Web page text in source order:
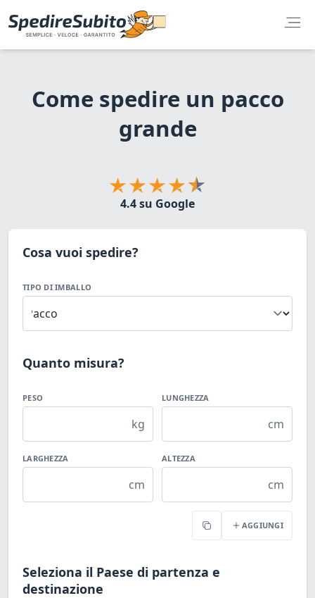
Come spedire un pacco
grande
4.4 su Google
Cosa vuoi spedire?
TIPO DI IMBALLO
Quanto misura?
PESO
kg
LUNGHEZZA
cm
LARGHEZZA
cm
ALTEZZA
cm
Copia AGGIUNGI
Seleziona il Paese di partenza e
destinazione